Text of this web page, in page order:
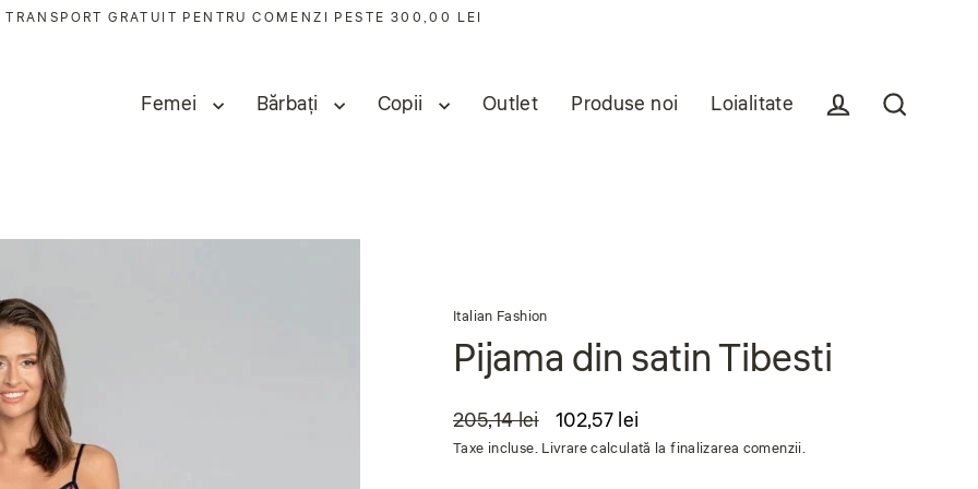
TRANSPORT GRATUIT PENTRU COMENZI PESTE 300,00 LEI
Femei Bărbați Copii Outlet Produse noi
Loialitate
Italian Fashion
Pijama din satin Tibesti
Preț
obișnuit
205,14 lei
Preț
de
102,57 lei
Taxe incluse. Livrare calculată la finalizarea comenzii.